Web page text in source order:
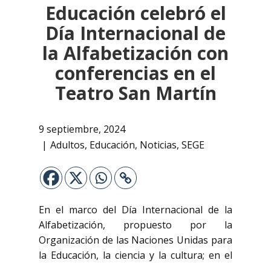
Educación celebró el
Día Internacional de
la Alfabetización con
conferencias en el
Teatro San Martín
9 septiembre, 2024
Adultos, Educación, Noticias, SEGE
En el marco del Día Internacional de la
Alfabetización, propuesto por la
Organización de las Naciones Unidas para
la Educación, la ciencia y la cultura; en el